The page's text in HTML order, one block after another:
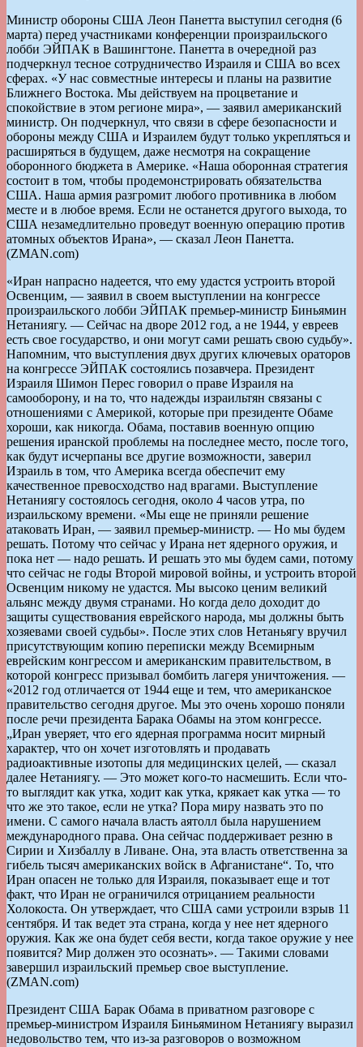
Министр обороны США Леон Панетта выступил сегодня (6
марта) перед участниками конференции произраильского
лобби ЭЙПАК в Вашингтоне. Панетта в очередной раз
подчеркнул тесное сотрудничество Израиля и США во всех
сферах. «У нас совместные интересы и планы на развитие
Ближнего Востока. Мы действуем на процветание и
спокойствие в этом регионе мира», — заявил американский
министр. Он подчеркнул, что связи в сфере безопасности и
обороны между США и Израилем будут только укрепляться и
расширяться в будущем, даже несмотря на сокращение
оборонного бюджета в Америке. «Наша оборонная стратегия
состоит в том, чтобы продемонстрировать обязательства
США. Наша армия разгромит любого противника в любом
месте и в любое время. Если не останется другого выхода, то
США незамедлительно проведут военную операцию против
атомных объектов Ирана», — сказал Леон Панетта.
(ZMAN.com)
«Иран напрасно надеется, что ему удастся устроить второй
Освенцим, — заявил в своем выступлении на конгрессе
произраильского лобби ЭЙПАК премьер-министр Биньямин
Нетаниягу. — Сейчас на дворе 2012 год, а не 1944, у евреев
есть свое государство, и они могут сами решать свою судьбу».
Напомним, что выступления двух других ключевых ораторов
на конгрессе ЭЙПАК состоялись позавчера. Президент
Израиля Шимон Перес говорил о праве Израиля на
самооборону, и на то, что надежды израильтян связаны с
отношениями с Америкой, которые при президенте Обаме
хороши, как никогда. Обама, поставив военную опцию
решения иранской проблемы на последнее место, после того,
как будут исчерпаны все другие возможности, заверил
Израиль в том, что Америка всегда обеспечит ему
качественное превосходство над врагами. Выступление
Нетаниягу состоялось сегодня, около 4 часов утра, по
израильскому времени. «Мы еще не приняли решение
атаковать Иран, — заявил премьер-министр. — Но мы будем
решать. Потому что сейчас у Ирана нет ядерного оружия, и
пока нет — надо решать. И решать это мы будем сами, потому
что сейчас не годы Второй мировой войны, и устроить второй
Освенцим никому не удастся. Мы высоко ценим великий
альянс между двумя странами. Но когда дело доходит до
защиты существования еврейского народа, мы должны быть
хозяевами своей судьбы». После этих слов Нетаньягу вручил
присутствующим копию переписки между Всемирным
еврейским конгрессом и американским правительством, в
которой конгресс призывал бомбить лагеря уничтожения. —
«2012 год отличается от 1944 еще и тем, что американское
правительство сегодня другое. Мы это очень хорошо поняли
после речи президента Барака Обамы на этом конгрессе.
„Иран уверяет, что его ядерная программа носит мирный
характер, что он хочет изготовлять и продавать
радиоактивные изотопы для медицинских целей, — сказал
далее Нетаниягу. — Это может кого-то насмешить. Если что-
то выглядит как утка, ходит как утка, крякает как утка — то
что же это такое, если не утка? Пора миру назвать это по
имени. С самого начала власть аятолл была нарушением
международного права. Она сейчас поддерживает резню в
Сирии и Хизбаллу в Ливане. Она, эта власть ответственна за
гибель тысяч американских войск в Афганистане“. То, что
Иран опасен не только для Израиля, показывает еще и тот
факт, что Иран не ограничился отрицанием реальности
Холокоста. Он утверждает, что США сами устроили взрыв 11
сентября. И так ведет эта страна, когда у нее нет ядерного
оружия. Как же она будет себя вести, когда такое оружие у нее
появится? Мир должен это осознать». — Такими словами
завершил израильский премьер свое выступление.
(ZMAN.com)
Президент США Барак Обама в приватном разговоре с
премьер-министром Израиля Биньямином Нетаниягу выразил
недовольство тем, что из-за разговоров о возможном